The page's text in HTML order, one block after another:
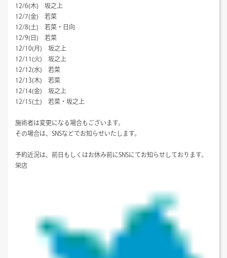
12/6(木) 坂之上
12/7(金) 若菜
12/8(土) 若菜・日向
12/9(日) 若菜
12/10(月) 坂之上
12/11(火) 坂之上
12/12(水) 若菜
12/13(木) 若菜
12/14(金) 坂之上
12/15(土) 若菜・坂之上
施術者は変更になる場合もございます。
その場合は、SNSなどでお知らせいたします。
予約近況は、前日もしくはお休み前にSNSにてお知らせしております。
栄店